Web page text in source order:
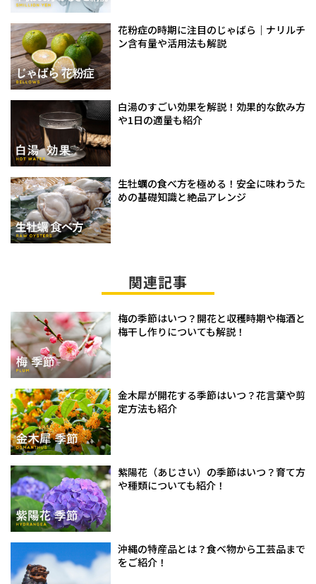
花粉症の時期に注目のじゃばら｜ナリルチ
ン含有量や活用法も解説
白湯のすごい効果を解説！効果的な飲み方
や1日の適量も紹介
生牡蠣の食べ方を極める！安全に味わうた
めの基礎知識と絶品アレンジ
関連記事
梅の季節はいつ？開花と収穫時期や梅酒と
梅干し作りについても解説！
金木犀が開花する季節はいつ？花言葉や剪
定方法も紹介
紫陽花（あじさい）の季節はいつ？育て方
や種類についても紹介！
沖縄の特産品とは？食べ物から工芸品まで
をご紹介！